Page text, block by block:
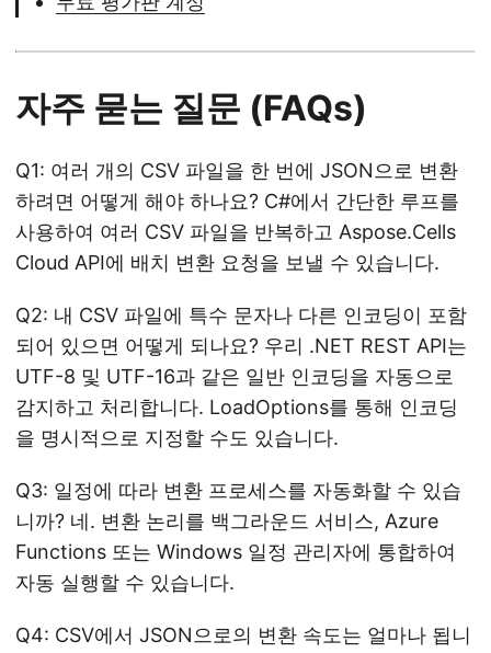
자주 묻는 질문 (FAQs)
Q1: 여러 개의 CSV 파일을 한 번에 JSON으로 변환
하려면 어떻게 해야 하나요? C#에서 간단한 루프를
사용하여 여러 CSV 파일을 반복하고 Aspose.Cells
Cloud API에 배치 변환 요청을 보낼 수 있습니다.
Q2: 내 CSV 파일에 특수 문자나 다른 인코딩이 포함
되어 있으면 어떻게 되나요? 우리 .NET REST API는
UTF-8 및 UTF-16과 같은 일반 인코딩을 자동으로
감지하고 처리합니다. LoadOptions를 통해 인코딩
을 명시적으로 지정할 수도 있습니다.
Q3: 일정에 따라 변환 프로세스를 자동화할 수 있습
니까? 네. 변환 논리를 백그라운드 서비스, Azure
Functions 또는 Windows 일정 관리자에 통합하여
자동 실행할 수 있습니다.
Q4: CSV에서 JSON으로의 변환 속도는 얼마나 됩니